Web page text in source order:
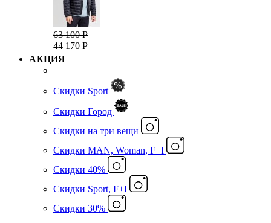
63 100 Р
44 170 Р
АКЦИЯ
Скидки Sport
Скидки Город
Cкидки на три вещи
Скидки MAN, Woman, F+I
Скидки 40%
Скидки Sport, F+I
Скидки 30%